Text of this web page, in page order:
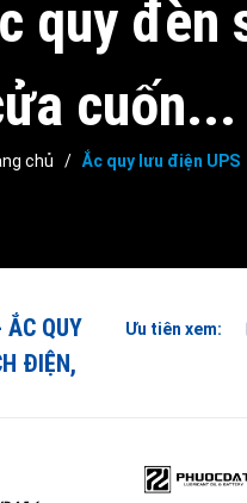
quy
cuốn...
chủ / Ắc quy lưu điện UPS
QUY
ĐIỆN,
Ưu tiên xem: